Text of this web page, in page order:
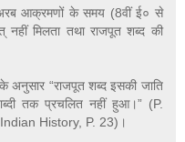
आक्रमणों के समय (8वीं ई० से
नहीं मिलता तथा राजपूत शब्द की
अनुसार “राजपूत शब्द इसकी जाति
तक प्रचलित नहीं हुआ।” (P.
History, P. 23)।